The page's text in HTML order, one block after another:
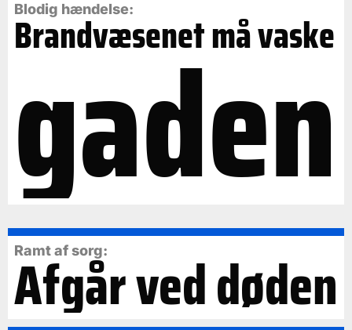
Blodig hændelse:
Brandvæsenet må vaske
gaden
Ramt af sorg:
Afgår ved døden